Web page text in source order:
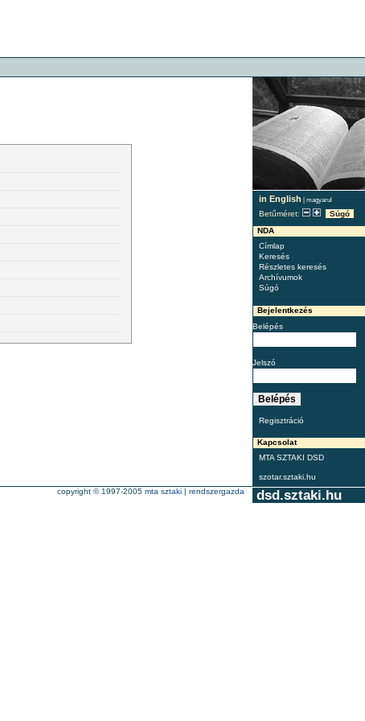
in English | magyarul
Betűméret:
Súgó
NDA
Címlap
Keresés
Részletes keresés
Archívumok
Súgó
Bejelentkezés
Belépés
Jelszó
Regisztráció
Kapcsolat
MTA SZTAKI DSD
szotar.sztaki.hu
dsd.sztaki.hu
copyright © 1997-2005 mta sztaki | rendszergazda